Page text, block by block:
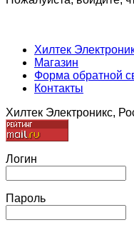
Хилтек
Магазин
Форма обратной
Контакты
Хилтек Электроникс,
Логин
Пароль